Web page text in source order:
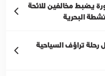
يضبط مخالفين للائحة
البحرية
تراؤف السياحية